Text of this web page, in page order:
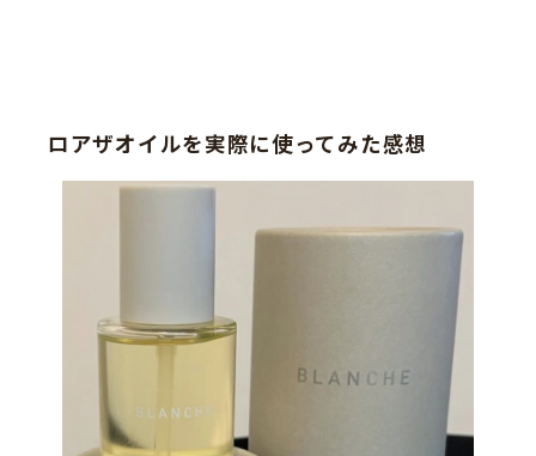
ロアザオイルを実際に使ってみた感想